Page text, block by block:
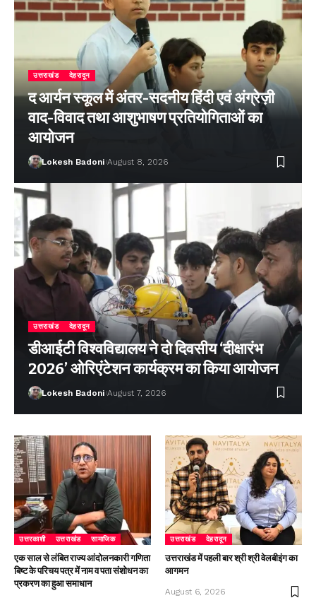
उत्तराखंड देहरादून
द आर्यन स्कूल में अंतर-सदनीय हिंदी एवं अंग्रेज़ी
वाद-विवाद तथा आशुभाषण प्रतियोगिताओं का
आयोजन
Lokesh Badoni August 8, 2026
उत्तराखंड देहरादून
डीआईटी विश्वविद्यालय ने दो दिवसीय ‘दीक्षारंभ
2026’ ओरिएंटेशन कार्यक्रम का किया आयोजन
Lokesh Badoni August 7, 2026
उत्तरकाशी उत्तराखंड सामाजिक
एक साल से लंबित राज्य आंदोलनकारी गणिता
बिष्ट के परिचय पत्र में नाम व पता संशोधन का
प्रकरण का हुआ समाधान
उत्तराखंड देहरादून
उत्तराखंड में पहली बार श्री श्री वेलबीइंग का
आगमन
August 6, 2026